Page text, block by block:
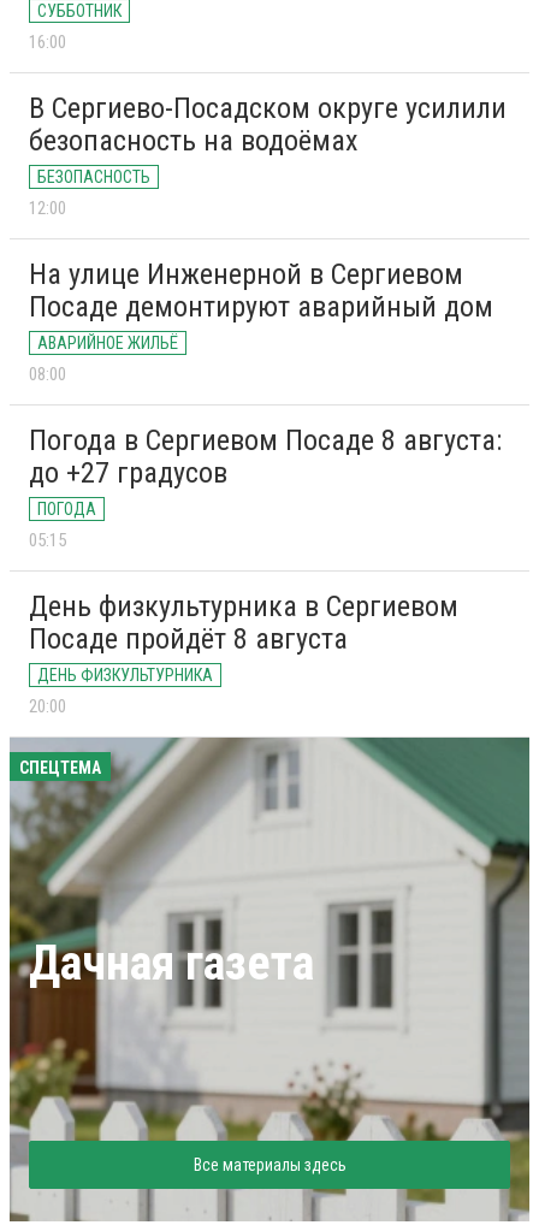
СУББОТНИК
16:00
В Сергиево-Посадском округе усилили
безопасность на водоёмах
БЕЗОПАСНОСТЬ
12:00
На улице Инженерной в Сергиевом
Посаде демонтируют аварийный дом
АВАРИЙНОЕ ЖИЛЬЁ
08:00
Погода в Сергиевом Посаде 8 августа:
до +27 градусов
ПОГОДА
05:15
День физкультурника в Сергиевом
Посаде пройдёт 8 августа
ДЕНЬ ФИЗКУЛЬТУРНИКА
20:00
СПЕЦТЕМА
Дачная газета
Все материалы здесь